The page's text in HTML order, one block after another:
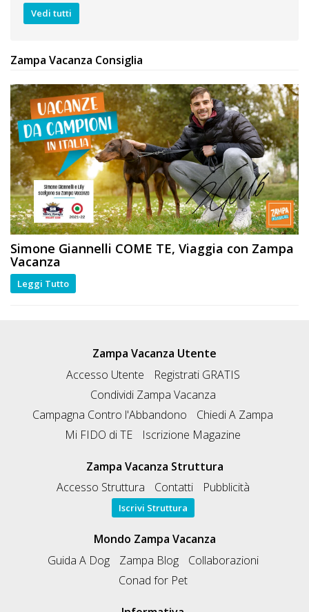
Vedi tutti
Zampa Vacanza Consiglia
Simone Giannelli COME TE, Viaggia con Zampa
Vacanza
Leggi Tutto
Zampa Vacanza Utente
Accesso Utente
Registrati GRATIS
Condividi Zampa Vacanza
Campagna Contro l'Abbandono
Chiedi A Zampa
Mi FIDO di TE
Iscrizione Magazine
Zampa Vacanza Struttura
Accesso Struttura
Contatti Pubblicità
Iscrivi Struttura
Mondo Zampa Vacanza
Guida A Dog
Zampa Blog
Collaborazioni
Conad for Pet